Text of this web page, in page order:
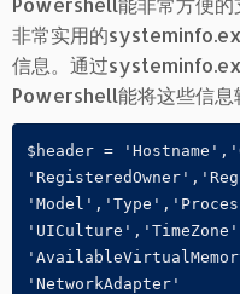
非常实用的
信息。通过
Powershell能将这些信息
$header =
'NetworkAdapter'